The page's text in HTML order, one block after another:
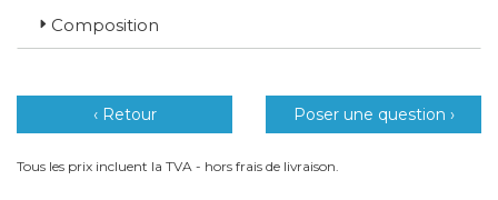
Composition
‹ Retour Poser une question ›
Tous les prix incluent la TVA - hors frais de livraison.